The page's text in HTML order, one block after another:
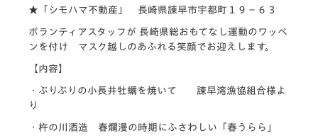
★「シモハマ不動産」 長崎県諫早市宇都町１９−６３
ボランティアスタッフが 長崎県総おもてなし運動のワッペ
ンを付け マスク越しのあふれる笑顔でお迎えします。
【内容】
・ぷりぷりの小長井牡蠣を焼いて 諫早湾漁協組合様よ
り
・杵の川酒造 春爛漫の時期にふさわしい「春うらら」